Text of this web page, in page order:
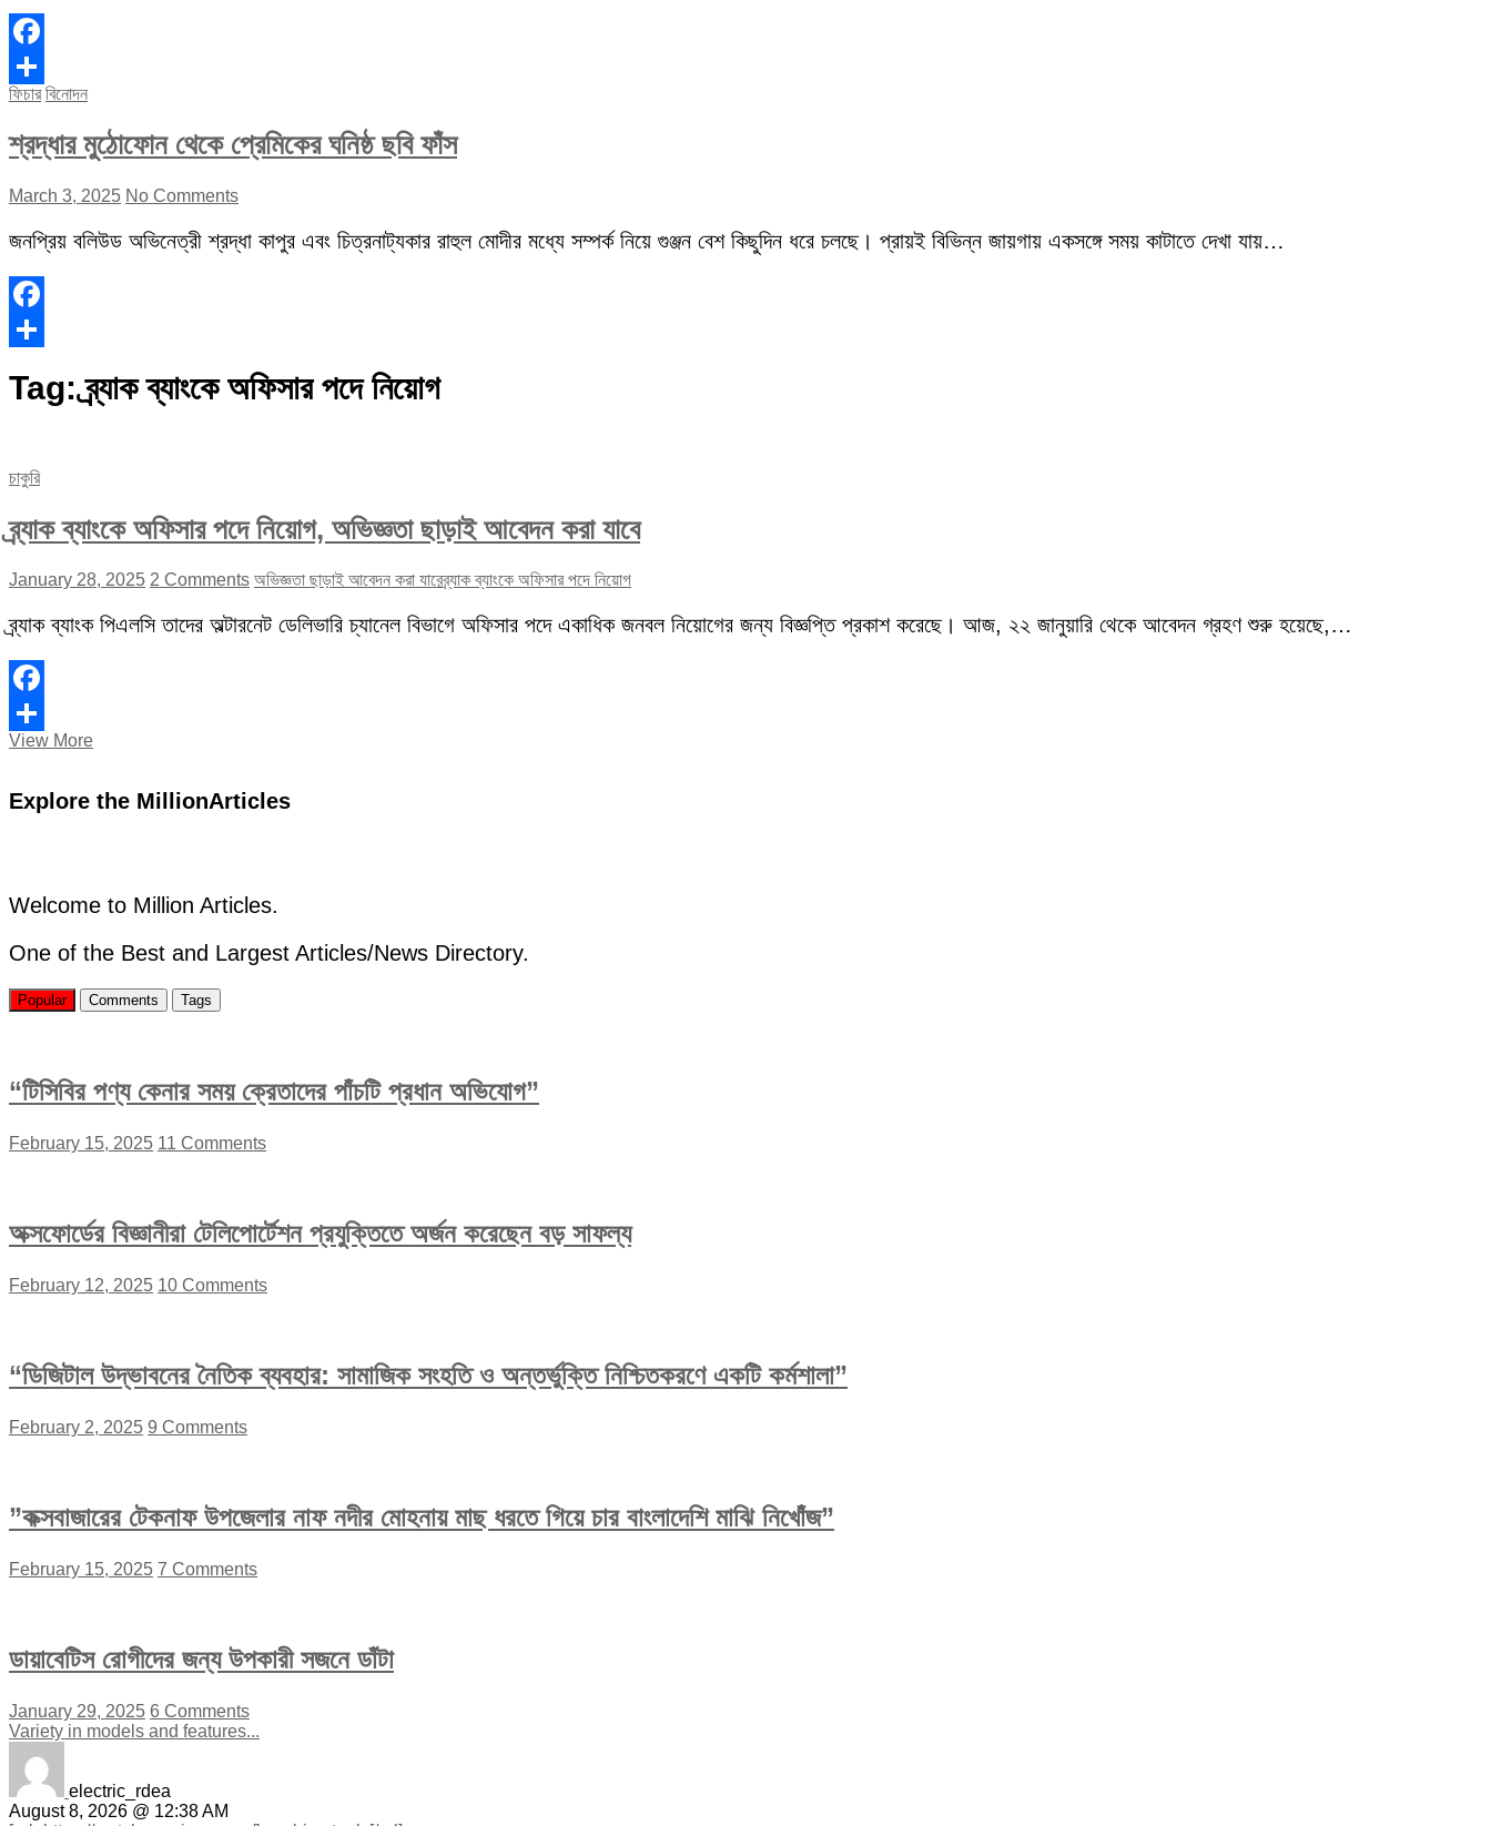
Facebook
Share
ফিচার বিনোদন
শ্রদ্ধার মুঠোফোন থেকে প্রেমিকের ঘনিষ্ঠ ছবি ফাঁস
March 3, 2025 No Comments
জনপ্রিয় বলিউড অভিনেত্রী শ্রদ্ধা কাপুর এবং চিত্রনাট্যকার রাহুল মোদীর মধ্যে সম্পর্ক নিয়ে গুঞ্জন বেশ কিছুদিন ধরে চলছে। প্রায়ই বিভিন্ন জায়গায় একসঙ্গে সময় কাটাতে দেখা যায়…
Facebook
Tag:ব্র্যাক ব্যাংকে অফিসার পদে নিয়োগ
চাকুরি
ব্র্যাক ব্যাংকে অফিসার পদে নিয়োগ, অভিজ্ঞতা ছাড়াই আবেদন করা যাবে
January 28, 2025 2 Comments অভিজ্ঞতা ছাড়াই আবেদন করা যাবেব্র্যাক ব্যাংকে অফিসার পদে নিয়োগ
ব্র্যাক ব্যাংক পিএলসি তাদের অল্টারনেট ডেলিভারি চ্যানেল বিভাগে অফিসার পদে একাধিক জনবল নিয়োগের জন্য বিজ্ঞপ্তি প্রকাশ করেছে। আজ, ২২ জানুয়ারি থেকে আবেদন গ্রহণ শুরু হয়েছে,…
Facebook
Share
View Moreব্র্যাক
পদে
করা
যাবে
Explore the MillionArticles
Welcome to Million Articles.
One of the Best and Largest Articles/News Directory.
Popular Comments Tags
“টিসিবির পণ্য কেনার সময় ক্রেতাদের পাঁচটি প্রধান অভিযোগ”
February 15, 2025 11 Comments
অক্সফোর্ডের বিজ্ঞানীরা টেলিপোর্টেশন প্রযুক্তিতে অর্জন করেছেন বড় সাফল্য
February 12, 2025 10 Comments
“ডিজিটাল উদ্ভাবনের নৈতিক ব্যবহার: সামাজিক সংহতি ও অন্তর্ভুক্তি নিশ্চিতকরণে একটি কর্মশালা”
February 2, 2025 9 Comments
”কক্সবাজারের টেকনাফ উপজেলার নাফ নদীর মোহনায় মাছ ধরতে গিয়ে চার বাংলাদেশি মাঝি নিখোঁজ”
February 15, 2025 7 Comments
ডায়াবেটিস রোগীদের জন্য উপকারী সজনে ডাঁটা
January 29, 2025 6 Comments
Variety in models and features...
electric_rdea
August 8, 2026 @ 12:38 AM